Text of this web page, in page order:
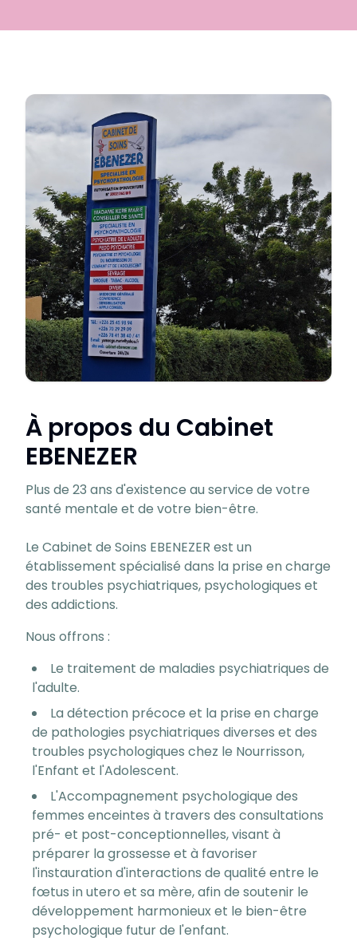
À propos du Cabinet
EBENEZER
Plus de 23 ans d'existence au service de votre
santé mentale et de votre bien-être.
Le Cabinet de Soins EBENEZER est un
établissement spécialisé dans la prise en charge
des troubles psychiatriques, psychologiques et
des addictions.
Nous offrons :
Le traitement de maladies psychiatriques de
l'adulte.
La détection précoce et la prise en charge
de pathologies psychiatriques diverses et des
troubles psychologiques chez le Nourrisson,
l'Enfant et l'Adolescent.
L'Accompagnement psychologique des
femmes enceintes à travers des consultations
pré- et post-conceptionnelles, visant à
préparer la grossesse et à favoriser
l'instauration d'interactions de qualité entre le
fœtus in utero et sa mère, afin de soutenir le
développement harmonieux et le bien-être
psychologique futur de l'enfant.